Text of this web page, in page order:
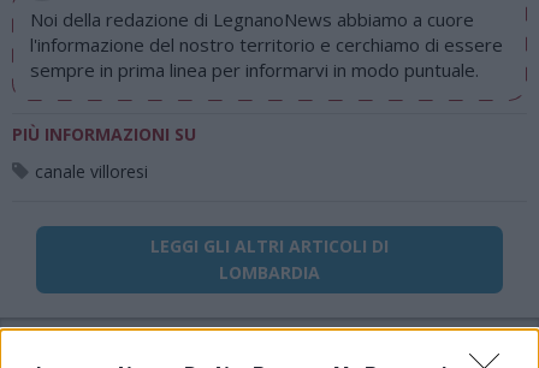
Noi della redazione di LegnanoNews abbiamo a cuore
l'informazione del nostro territorio e cerchiamo di essere
sempre in prima linea per informarvi in modo puntuale.
PIÙ INFORMAZIONI SU
canale villoresi
LEGGI GLI ALTRI ARTICOLI DI
LOMBARDIA